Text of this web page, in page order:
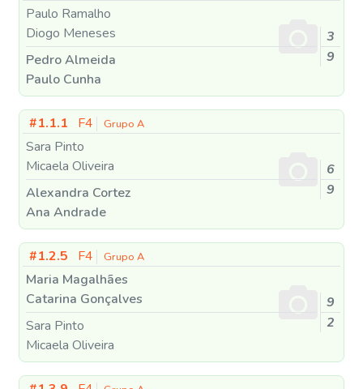
Paulo Ramalho
Diogo Meneses
Pedro Almeida
Paulo Cunha
3
9
#1.1.1 F4 Grupo A
Sara Pinto
Micaela Oliveira
Alexandra Cortez
Ana Andrade
6
9
#1.2.5 F4 Grupo A
Maria Magalhães
Catarina Gonçalves
Sara Pinto
Micaela Oliveira
9
2